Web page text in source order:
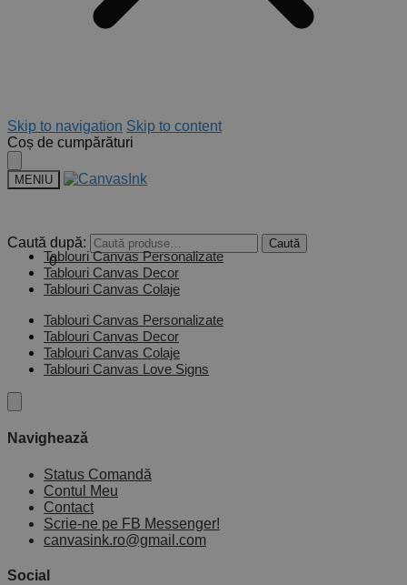
Skip to navigation Skip to content
Coș de cumpărături
MENIU
Caută după: Caută
0,00lei 0
Tablouri Canvas Personalizate
Tablouri Canvas Decor
Tablouri Canvas Colaje
Tablouri Canvas Personalizate
Tablouri Canvas Decor
Tablouri Canvas Colaje
Tablouri Canvas Love Signs
Navighează
Status Comandă
Contul Meu
Contact
Scrie-ne pe FB Messenger!
canvasink.ro@gmail.com
Social